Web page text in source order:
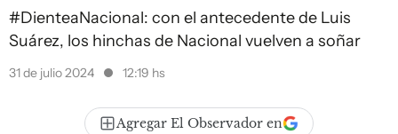
#DienteaNacional: con el antecedente de Luis
Suárez, los hinchas de Nacional vuelven a soñar
31 de julio 2024 12:19 hs
Agregar El Observador en